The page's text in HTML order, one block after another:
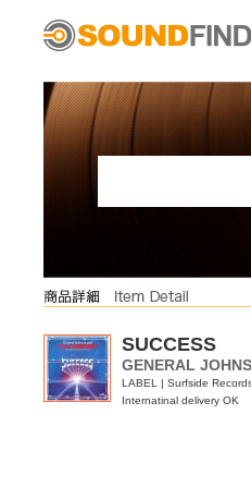
SUCCESS
GENERAL
LABEL | Surfside
Internatinal delivery OK